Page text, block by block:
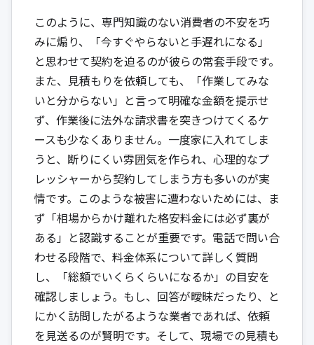
このように、専門知識のない消費者の不安を巧
みに煽り、「今すぐやらないと手遅れになる」
と思わせて契約を迫るのが彼らの常套手段です。
また、見積もりを依頼しても、「作業してみな
いと分からない」と言って明確な金額を提示せ
ず、作業後に法外な請求書を突きつけてくるケ
ースも少なくありません。一度家に入れてしま
うと、断りにくい雰囲気を作られ、心理的なプ
レッシャーから契約してしまう方も多いのが実
情です。このような被害に遭わないためには、ま
ず「相場からかけ離れた格安料金には必ず裏が
ある」と認識することが重要です。電話で問い合
わせる段階で、料金体系について詳しく質問
し、「総額でいくらくらいになるか」の目安を
確認しましょう。もし、回答が曖昧だったり、と
にかく訪問したがるような業者であれば、依頼
を見送るのが賢明です。そして、現場での見積も